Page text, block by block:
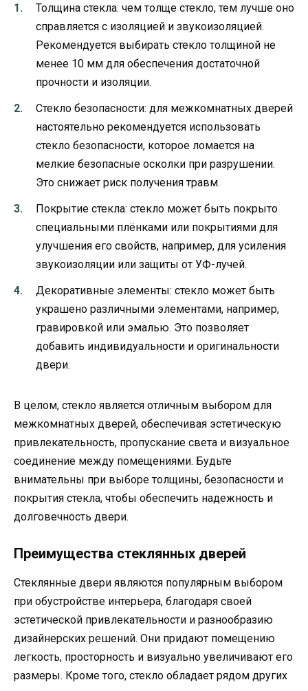
Толщина стекла: чем толще стекло, тем лучше оно
справляется с изоляцией и звукоизоляцией.
Рекомендуется выбирать стекло толщиной не
менее 10 мм для обеспечения достаточной
прочности и изоляции.
Стекло безопасности: для межкомнатных дверей
настоятельно рекомендуется использовать
стекло безопасности, которое ломается на
мелкие безопасные осколки при разрушении.
Это снижает риск получения травм.
Покрытие стекла: стекло может быть покрыто
специальными плёнками или покрытиями для
улучшения его свойств, например, для усиления
звукоизоляции или защиты от УФ-лучей.
Декоративные элементы: стекло может быть
украшено различными элементами, например,
гравировкой или эмалью. Это позволяет
добавить индивидуальности и оригинальности
двери.
В целом, стекло является отличным выбором для
межкомнатных дверей, обеспечивая эстетическую
привлекательность, пропускание света и визуальное
соединение между помещениями. Будьте
внимательны при выборе толщины, безопасности и
покрытия стекла, чтобы обеспечить надежность и
долговечность двери.
Преимущества стеклянных дверей
Стеклянные двери являются популярным выбором
при обустройстве интерьера, благодаря своей
эстетической привлекательности и разнообразию
дизайнерских решений. Они придают помещению
легкость, просторность и визуально увеличивают его
размеры. Кроме того, стекло обладает рядом других